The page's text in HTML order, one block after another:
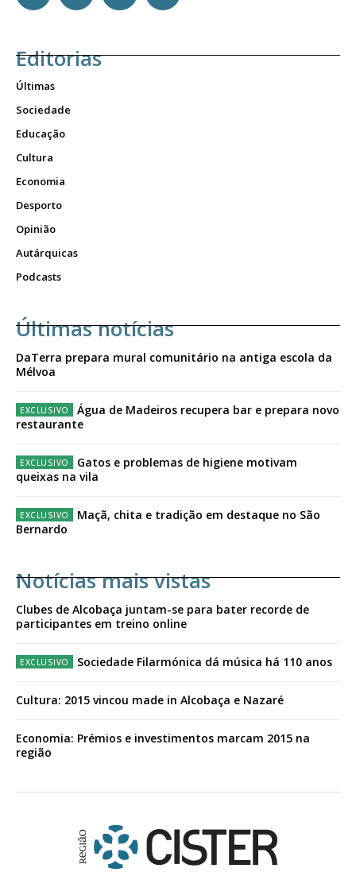
Editorias
Últimas
Sociedade
Educação
Cultura
Economia
Desporto
Opinião
Autárquicas
Podcasts
Últimas notícias
DaTerra prepara mural comunitário na antiga escola da
Mélvoa
Água de Madeiros recupera bar e prepara novo
restaurante
Gatos e problemas de higiene motivam
queixas na vila
Maçã, chita e tradição em destaque no São
Bernardo
Notícias mais vistas
Clubes de Alcobaça juntam-se para bater recorde de
participantes em treino online
Sociedade Filarmónica dá música há 110 anos
Cultura: 2015 vincou made in Alcobaça e Nazaré
Economia: Prémios e investimentos marcam 2015 na
região